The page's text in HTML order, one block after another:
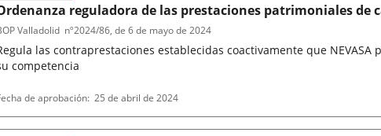
reguladora de las prestaciones patrimoniales
los cementerios municipales de Valladolid. Las contiendas,
las contraprestaciones establecidas coactivamente que
competencia
Valladolid nº2024/86, de 6 de mayo de 2024
de aprobación 25 de abril de 2024